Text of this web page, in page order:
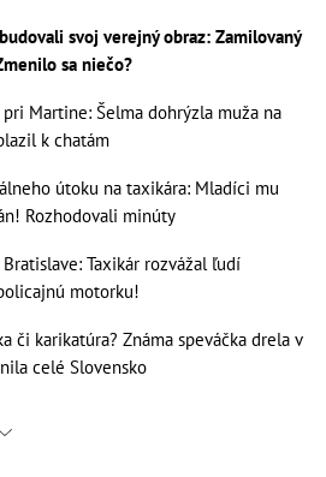
svoj verejný obraz: Zamilovaný
sa niečo?
Martine: Šelma dohrýzla muža na
k chatám
útoku na taxikára: Mladíci mu
Rozhodovali minúty
Taxikár rozvážal ľudí
motorku!
či karikatúra? Známa speváčka drela v
celé Slovensko